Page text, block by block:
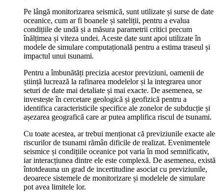
Pe lângă monitorizarea seismică, sunt utilizate și surse de date
oceanice, cum ar fi boanele și sateliții, pentru a evalua
condițiile de undă și a măsura parametrii critici precum
înălțimea și viteza undei. Aceste date sunt apoi utilizate în
modele de simulare computațională pentru a estima traseul și
impactul unui tsunami.
Pentru a îmbunătăți precizia acestor previziuni, oamenii de
știință lucrează la rafinarea modelelor și la integrarea unor
seturi de date mai detaliate și mai exacte. De asemenea, se
investește în cercetare geologică și geofizică pentru a
identifica caracteristicile specifice ale zonelor de subducție și
așezarea geografică care ar putea amplifica riscul de tsunami.
Cu toate acestea, ar trebui menționat că previziunile exacte ale
riscurilor de tsunami rămân dificile de realizat. Evenimentele
seismice și condițiile oceanice pot varia în mod semnificativ,
iar interacțiunea dintre ele este complexă. De asemenea, există
întotdeauna un grad de incertitudine asociat cu previziunile,
deoarece sistemele de monitorizare și modelele de simulare
pot avea limitele lor.